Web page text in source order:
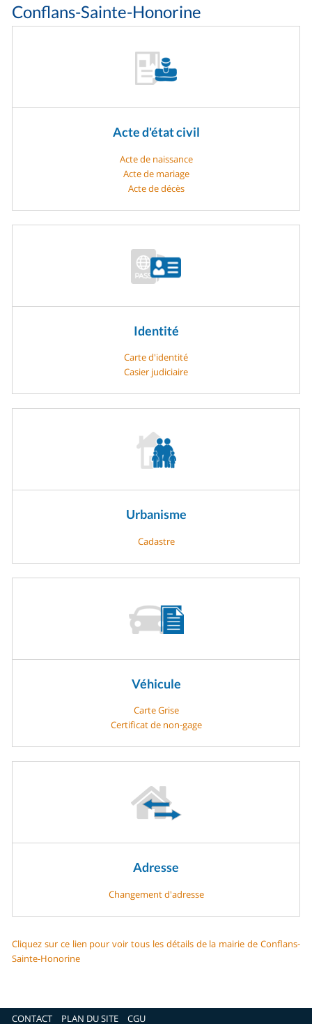
Conflans-Sainte-Honorine
Acte d'état civil
Acte de naissance
Acte de mariage
Acte de décès
Identité
Carte d'identité
Casier judiciaire
Urbanisme
Cadastre
Véhicule
Carte Grise
Certificat de non-gage
Adresse
Changement d'adresse
Cliquez sur ce lien pour voir tous les détails de la mairie de Conflans-
Sainte-Honorine
CONTACT PLAN DU SITE CGU